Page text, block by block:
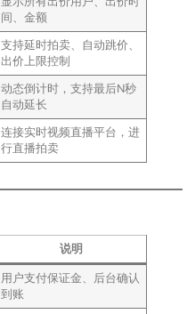
间、金额
支持延时拍卖、自动跳价、
出价上限控制
动态倒计时，支持最后N秒
自动延长
连接实时视频直播平台，进
行直播拍卖
说明
用户支付保证金、后台确认
到账